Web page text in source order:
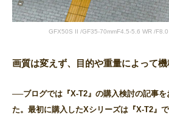
GFX50S II /GF35-70mmF4.5-5.6 WR /
画質は変えず、目的や重量によって
──ブログでは『X-T2』の購入検討の記事を
た。最初に購入したXシリーズは『X-T2』